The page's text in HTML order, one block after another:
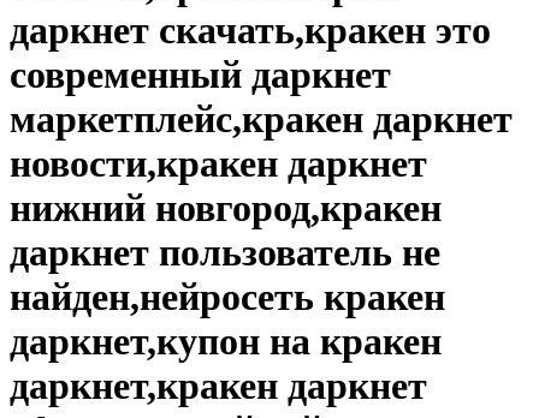
даркнет скачать,кракен это
современный даркнет
маркетплейс,кракен даркнет
новости,кракен даркнет
нижний новгород,кракен
даркнет пользователь не
найден,нейросеть кракен
даркнет,купон на кракен
даркнет,кракен даркнет